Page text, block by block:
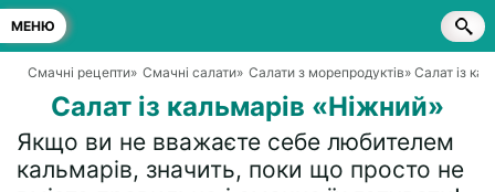
МЕНЮ
Смачні рецепти» Смачні салати» Салати з морепродуктів» Салат із
Салат із кальмарів «Ніжний»
Якщо ви не вважаєте себе любителем
кальмарів, значить, поки що просто не